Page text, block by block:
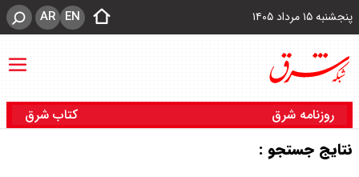
پنجشنبه ۱۵ مرداد ۱۴۰۵ EN
AR
روزنامه شرق کتاب شرق
نتایج جستجو :